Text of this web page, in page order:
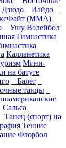
Дзюдо
Иайдо
(ММА)
Ушу Волейбол
Гимнастика
Калланетика
Мини-
на батуте
Балет
танцы
Сальса
Танец (спорт) на
Теннис
Флорбол